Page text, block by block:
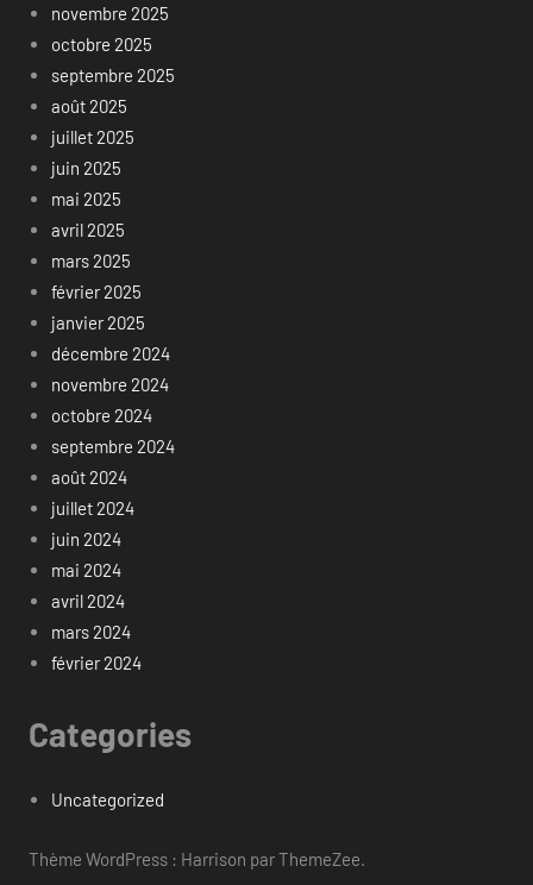
novembre 2025
octobre 2025
septembre 2025
août 2025
juillet 2025
juin 2025
mai 2025
avril 2025
mars 2025
février 2025
janvier 2025
décembre 2024
novembre 2024
octobre 2024
septembre 2024
août 2024
juillet 2024
juin 2024
mai 2024
avril 2024
mars 2024
février 2024
Categories
Uncategorized
Thème WordPress : Harrison par ThemeZee.